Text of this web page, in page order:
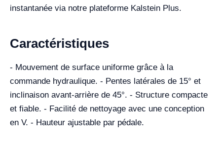
instantanée via notre plateforme Kalstein Plus.
Caractéristiques
- Mouvement de surface uniforme grâce à la
commande hydraulique. - Pentes latérales de 15° et
inclinaison avant-arrière de 45°. - Structure compacte
et fiable. - Facilité de nettoyage avec une conception
en V. - Hauteur ajustable par pédale.